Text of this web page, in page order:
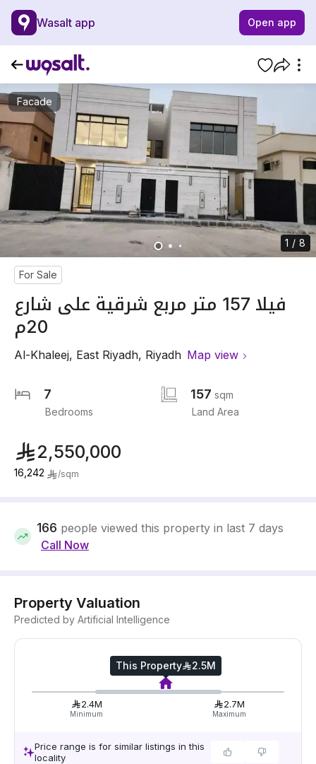
Wasalt app Open app
Facade
1 / 8
For Sale
فيلا 157 متر مربع شرقية على شارع
20م
Al-Khaleej, East Riyadh, Riyadh Map view
7
Bedrooms
157 sqm
Land Area
2,550,000
16,242 /sqm
166 people viewed this property in last 7 days
Call Now
Property Valuation
Predicted by Artificial Intelligence
This Property 2.5M
2.4M
Minimum
2.7M
Maximum
Price range is for similar listings in this
locality